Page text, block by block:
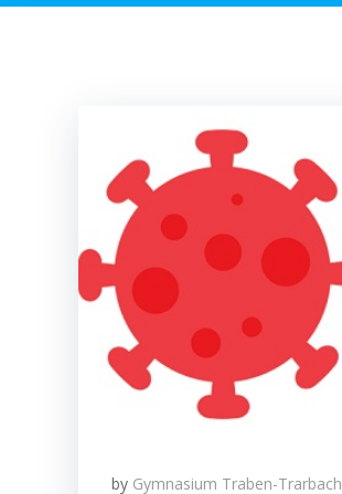
by Gymnasium Traben-Trarbach